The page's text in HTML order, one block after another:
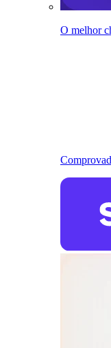
O melhor